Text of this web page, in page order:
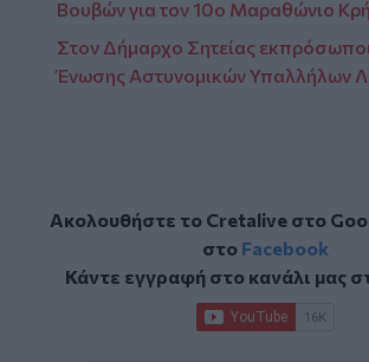
Βουβών για τον 10ο Μαραθώνιο
Στον Δήμαρχο Σητείας
Ένωσης Αστυνομικών Υπαλλήλων
Ακολουθήστε το Cretalive στο
στο Facebook
Κάντε εγγραφή στο κανάλι μας